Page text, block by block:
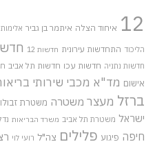
12 איחוד הצלה איתמר בן גביר אלימות
הליכוד התחדשות עירונית חדשות 12
חדשות נתניה חדשות עכו חדשות תל אביב
אישום מד"א מכבי שירותי
ברזל מעצר משטרה משטרת
ישראל משטרת תל אביב משרד הבריאות
חיפה פיגוע פלילים צה"ל רועי לוי